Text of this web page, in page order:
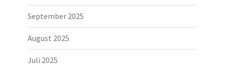
September 2025
August 2025
Juli 2025